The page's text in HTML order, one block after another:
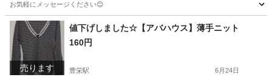
お気軽にメッセージください😊
新潟 新潟市 豊栄駅 掃除用具
売ります
値下げしました☆【アバハウス】薄手ニット
160円
豊栄駅 6月24日